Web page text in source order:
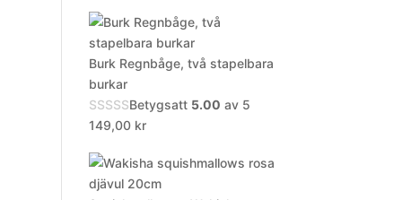
Burk Regnbåge, två stapelbara
burkar
Betygsatt 5.00 av 5
149,00 kr